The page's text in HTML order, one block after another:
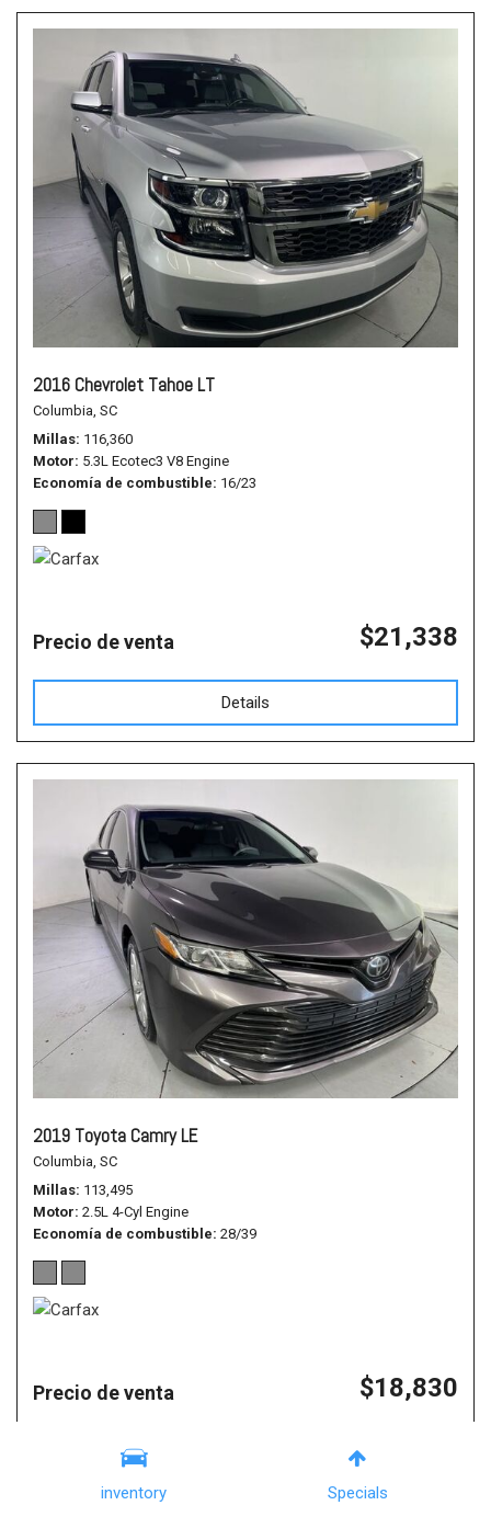
inventory Specials
2016 Chevrolet Tahoe LT
Columbia, SC
Millas 116,360
Motor 5.3L Ecotec3 V8 Engine
Economía de combustible 16/23
Precio de venta $21,338
Details
2019 Toyota Camry LE
Columbia, SC
Millas 113,495
Motor 2.5L 4-Cyl Engine
Economía de combustible 28/39
Precio de venta $18,830